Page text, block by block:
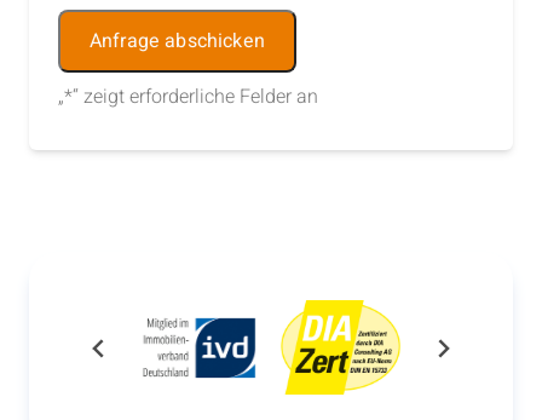
„*“ zeigt erforderliche Felder an